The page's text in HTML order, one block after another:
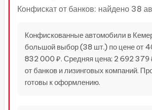
Конфискат от банков: найдено 38
Конфискованные автомобили в
большой выбор (38 шт.) по цене от
832 000 ₽. Средняя цена: 2 692
от банков и лизинговых компаний.
готовы к оформлению.